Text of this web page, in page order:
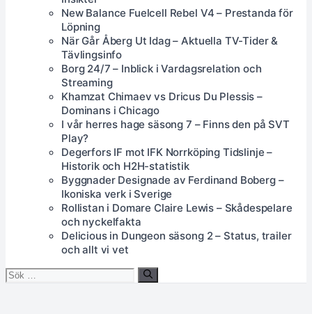
New Balance Fuelcell Rebel V4 – Prestanda för
Löpning
När Går Åberg Ut Idag – Aktuella TV-Tider &
Tävlingsinfo
Borg 24/7 – Inblick i Vardagsrelation och
Streaming
Khamzat Chimaev vs Dricus Du Plessis –
Dominans i Chicago
I vår herres hage säsong 7 – Finns den på SVT
Play?
Degerfors IF mot IFK Norrköping Tidslinje –
Historik och H2H-statistik
Byggnader Designade av Ferdinand Boberg –
Ikoniska verk i Sverige
Rollistan i Domare Claire Lewis – Skådespelare
och nyckelfakta
Delicious in Dungeon säsong 2 – Status, trailer
och allt vi vet
Sök